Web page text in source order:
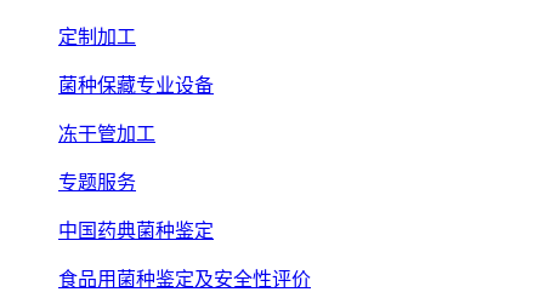
定制加工
菌种保藏专业设备
冻干管加工
专题服务
中国药典菌种鉴定
食品用菌种鉴定及安全性评价